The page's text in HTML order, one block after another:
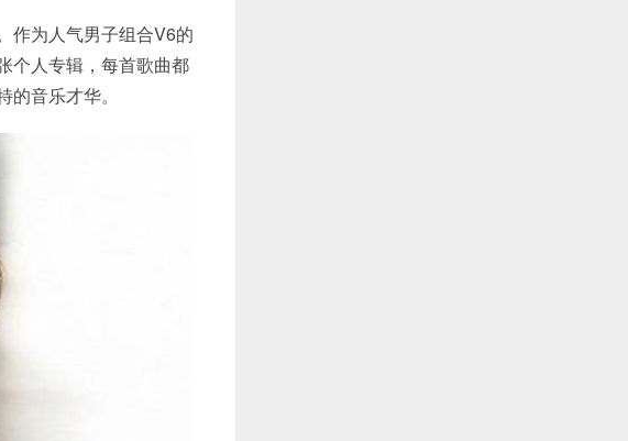
作为人气男子组合V6的
个人专辑，每首歌曲都
音乐才华。